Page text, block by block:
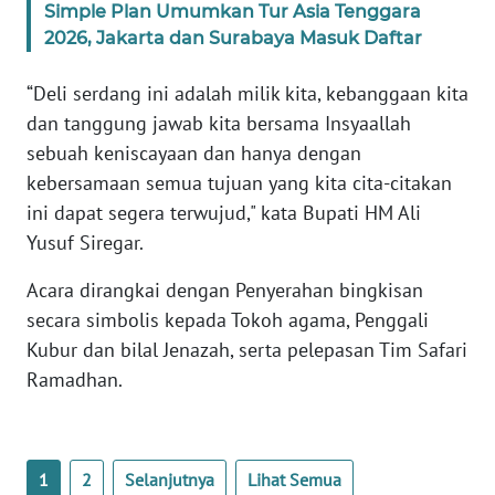
Simple Plan Umumkan Tur Asia Tenggara
2026, Jakarta dan Surabaya Masuk Daftar
“Deli serdang ini adalah milik kita, kebanggaan kita
dan tanggung jawab kita bersama Insyaallah
sebuah keniscayaan dan hanya dengan
kebersamaan semua tujuan yang kita cita-citakan
ini dapat segera terwujud," kata Bupati HM Ali
Yusuf Siregar.
Acara dirangkai dengan Penyerahan bingkisan
secara simbolis kepada Tokoh agama, Penggali
Kubur dan bilal Jenazah, serta pelepasan Tim Safari
Ramadhan.
1 2 Selanjutnya Lihat Semua
WN
WN
JOGJA
WN
JATIM
WN
BALI
WN
WN
KALTENG